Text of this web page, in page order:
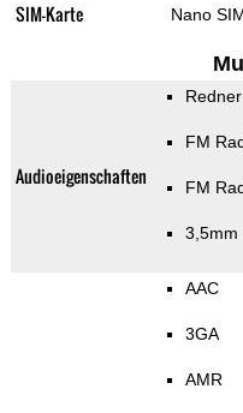
SIM-Karte Nano
Audioeigenschaften
Redner
FM
FM
3,5mm
AAC
3GA
AMR